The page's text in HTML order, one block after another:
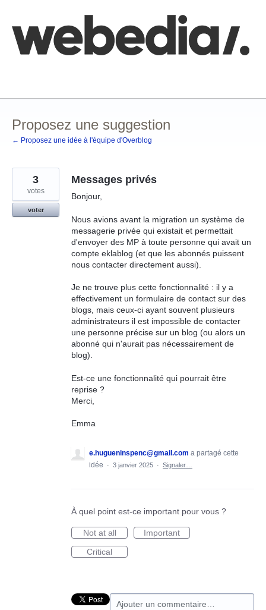
contenu
Proposez une suggestion
← Proposez une idée à l'équipe d'Overblog
Messages privés
Bonjour,
Nous avions avant la migration un système de
messagerie privée qui existait et permettait
d'envoyer des MP à toute personne qui avait un
compte eklablog (et que les abonnés puissent
nous contacter directement aussi).
Je ne trouve plus cette fonctionnalité : il y a
effectivement un formulaire de contact sur des
blogs, mais ceux-ci ayant souvent plusieurs
administrateurs il est impossible de contacter
une personne précise sur un blog (ou alors un
abonné qui n'aurait pas nécessairement de
blog).
Est-ce une fonctionnalité qui pourrait être
reprise ?
Merci,
Emma
3
votes
voter
e.hugueninspenc@gmail.com a partagé cette
idée
· 3 janvier 2025 · Signaler…
À quel point est-ce important pour vous ?
Not at all
Important
Critical
Ajouter un commentaire…